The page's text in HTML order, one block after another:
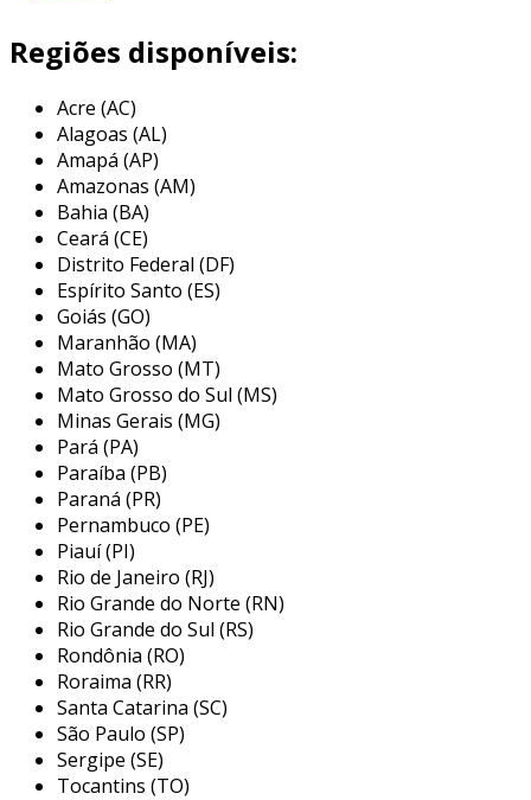
além de outras atividades.
dureza, provocando médio impacto. além disso,
você pode escolher as dimensões que mais se
adeque às suas necessidades. as dimensões
disponíveis do produto são: 10x10, 20x20,
30x30, 45x45, 50x50, 60x60 e 70x80.
formatos dos chips abrasivo uréico
ao adquirir o produto, o cliente também tem a
opção de selecionar o formato de seus
abrasivo uréico. os formatos disponíveis são:
cone;
triangulo;
triex.
a fast bras é uma empresa que contém mais de
20 anos no mercado, e garantem qualidade e
custo benefícios para todos os seus clientes.
além disso, oferece um excelente atendimento,
ajudando na hora da compra, e mantendo a
excelência dos produtos e serviços oferecidos.
solicite o orçamento do produto, e garanta já o
seu!
Regiões disponíveis:
Acre (AC)
Alagoas (AL)
Amapá (AP)
Amazonas (AM)
Bahia (BA)
Ceará (CE)
Distrito Federal (DF)
Espírito Santo (ES)
Goiás (GO)
Maranhão (MA)
Mato Grosso (MT)
Mato Grosso do Sul (MS)
Minas Gerais (MG)
Pará (PA)
Paraíba (PB)
Paraná (PR)
Pernambuco (PE)
Piauí (PI)
Rio de Janeiro (RJ)
Rio Grande do Norte (RN)
Rio Grande do Sul (RS)
Rondônia (RO)
Roraima (RR)
Santa Catarina (SC)
São Paulo (SP)
Sergipe (SE)
Tocantins (TO)